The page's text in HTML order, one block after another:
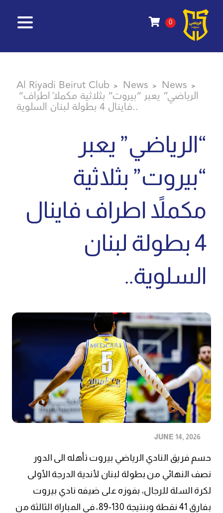
0
Al Riyadi Beirut Club > News > News >
“الرياضي” يعبر “بيروت” بثلاثية مكملاً اطراف
فاينال 4 بطولة لبنان السلوية..
“الرياضي” يعبر
“بيروت” بثلاثية
مكملاً اطراف فاينال
4 بطولة لبنان
السلوية..
حسم فريق النادي الرياضي بيروت تأهله الى الدور
نصف النهائي من بطولة لبنان لأندية الدرجة الأولى
لكرة السلة للرجال، بفوزه على ضيفه نادي بيروت
بفارق 41 نقطة وبنتيجة 130-89، في المباراة الثالثة من